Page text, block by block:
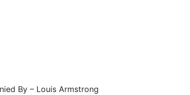
By – Louis Armstrong